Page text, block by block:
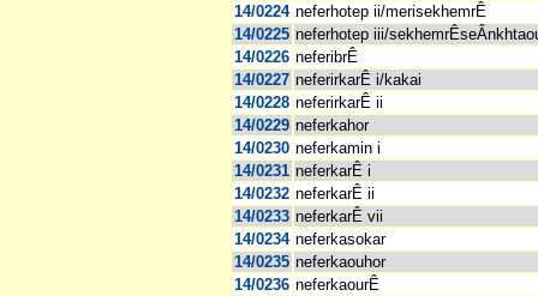
14/0224 neferhotep ii/merisekhemrÊ
14/0225 neferhotep iii/
14/0226 neferibrÊ
14/0227 neferirkarÊ i/kakai
14/0228 neferirkarÊ ii
14/0229 neferkahor
14/0230 neferkamin i
14/0231 neferkarÊ i
14/0232 neferkarÊ ii
14/0233 neferkarÊ vii
14/0234 neferkasokar
14/0235 neferkaouhor
14/0236 neferkaourÊ